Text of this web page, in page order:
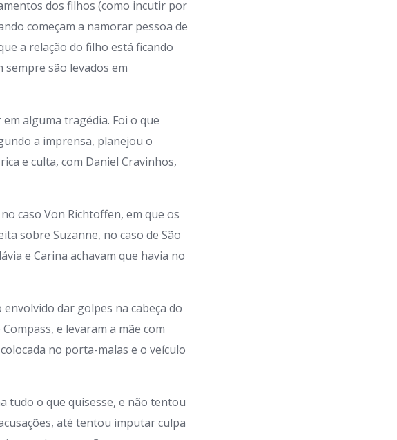
dos filhos (como incutir por
começam a namorar pessoa de
a relação do filho está ficando
são levados em
alguma tragédia. Foi o que
a imprensa, planejou o
e culta, com Daniel Cravinhos,
caso Von Richtoffen, em que os
sobre Suzanne, no caso de São
e Carina achavam que havia no
dar golpes na cabeça do
e levaram a mãe com
no porta-malas e o veículo
tudo o que quisesse, e não tentou
até tentou imputar culpa